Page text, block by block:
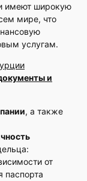
имеют широкую
мире, что
услугам.
и
, а также
от
паспорта